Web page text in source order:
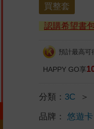
買整套
認購希望書
預計最高可
HAPPY GO享
分類： 3C ＞
品牌： 悠遊卡